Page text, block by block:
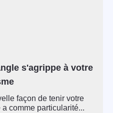
s'agrippe à votre
façon de tenir votre
comme particularité...